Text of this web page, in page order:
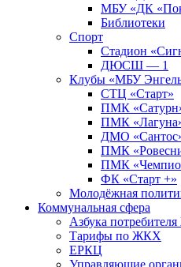
МБУ «ДК
Библиотеки
Спорт
Стадион
ДЮСШ — 1
Клубы «МБУ
СТЦ «Старт»
ПМК
ПМК
ДМО
ПМК
ПМК
ФК «Старт +»
Молодёжная
Коммунальная сфера
Азбука
Тарифы по ЖКХ
ЕРКЦ